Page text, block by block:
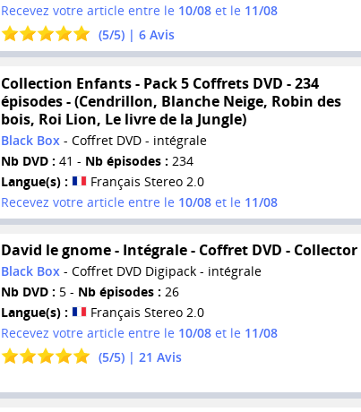
Recevez votre article entre le 10/08et le 11/08
(5/5) | 6Avis
Collection Enfants - Pack 5 Coffrets DVD - 234
épisodes - (Cendrillon, Blanche Neige, Robin des
bois, Roi Lion, Le livre de la Jungle)
Black Box- Coffret DVD - intégrale
Nb DVD : 41 - Nb épisodes : 234
Langue(s) :
Français Stereo 2.0
Recevez votre article entre le 10/08et le 11/08
David le gnome - Intégrale - Coffret DVD - Collector
Black Box- Coffret DVD Digipack - intégrale
Nb DVD : 5 - Nb épisodes : 26
Langue(s) :
Français Stereo 2.0
Recevez votre article entre le 10/08et le 11/08
(5/5) | 21 Avis